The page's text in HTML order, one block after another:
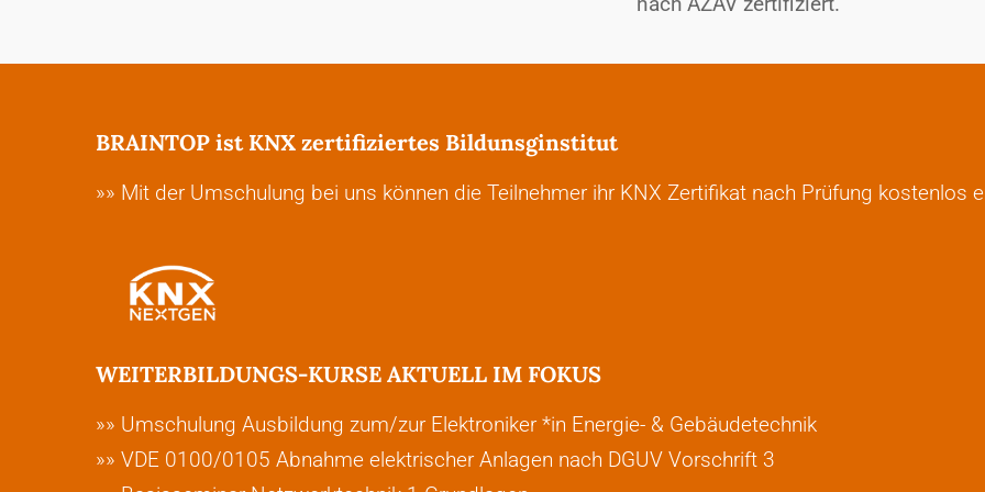
BRAINTOP ist KNX zertifiziertes Bildunsginstitut
»» Mit der Umschulung bei uns können die Teilnehmer ihr KNX Zertifikat nach Prüfung kostenlos
WEITERBILDUNGS-KURSE AKTUELL IM FOKUS
»» Umschulung Ausbildung zum/zur Elektroniker *in Energie- & Gebäudetechnik
»» VDE 0100/0105 Abnahme elektrischer Anlagen nach DGUV Vorschrift 3